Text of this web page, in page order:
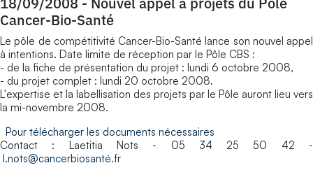
Cancer-Bio-Santé
Le pôle de compétitivité Cancer-Bio-Santé lance son nouvel appel
à intentions. Date limite de réception par le Pôle CBS :
- de la fiche de présentation du projet : lundi 6 octobre 2008,
- du projet complet : lundi 20 octobre 2008.
L'expertise et la labellisation des projets par le Pôle auront lieu vers
la mi-novembre 2008.
Pour télécharger les documents nécessaires
Contact : Laetitia Nots - 05 34 25 50 42 -
l.nots@cancerbiosanté.fr